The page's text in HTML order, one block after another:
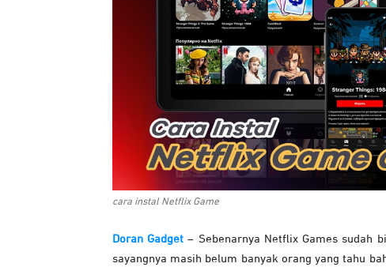
cara instal Netflix Game
Doran Gadget – Sebenarnya Netflix Games sudah
sayangnya masih belum banyak orang yang tahu